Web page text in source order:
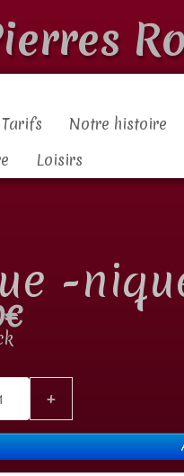
Tarifs Notre histoire
Loisirs
-
+